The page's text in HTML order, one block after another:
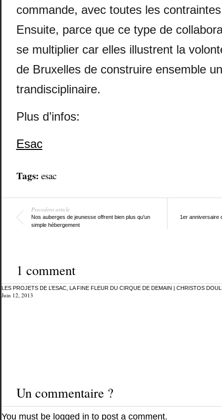
commande, avec toutes les
Ensuite, parce que ce type de
se multiplier car elles illustrent la
de Bruxelles de construire ensemble
trandisciplinaire.
Plus d’infos:
Esac
Tags: esac
Precedent article
Nos auberges de jeunesse offrent bien plus qu'un
simple hébergement
1er anniversaire
1 comment
LES PROJETS DE L’ESAC, LA FINE FLEUR DU CIRQUE DE DEMAIN | CHRISTOS
Juin 12, 2013
Un commentaire ?
You must be logged in to post a comment.